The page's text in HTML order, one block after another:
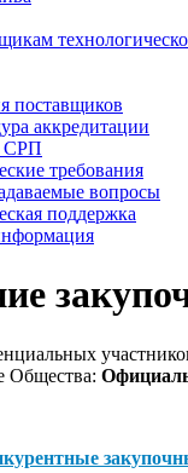
поставщиков
аккредитации
СРП
требования
вопросы
поддержка
Общества: